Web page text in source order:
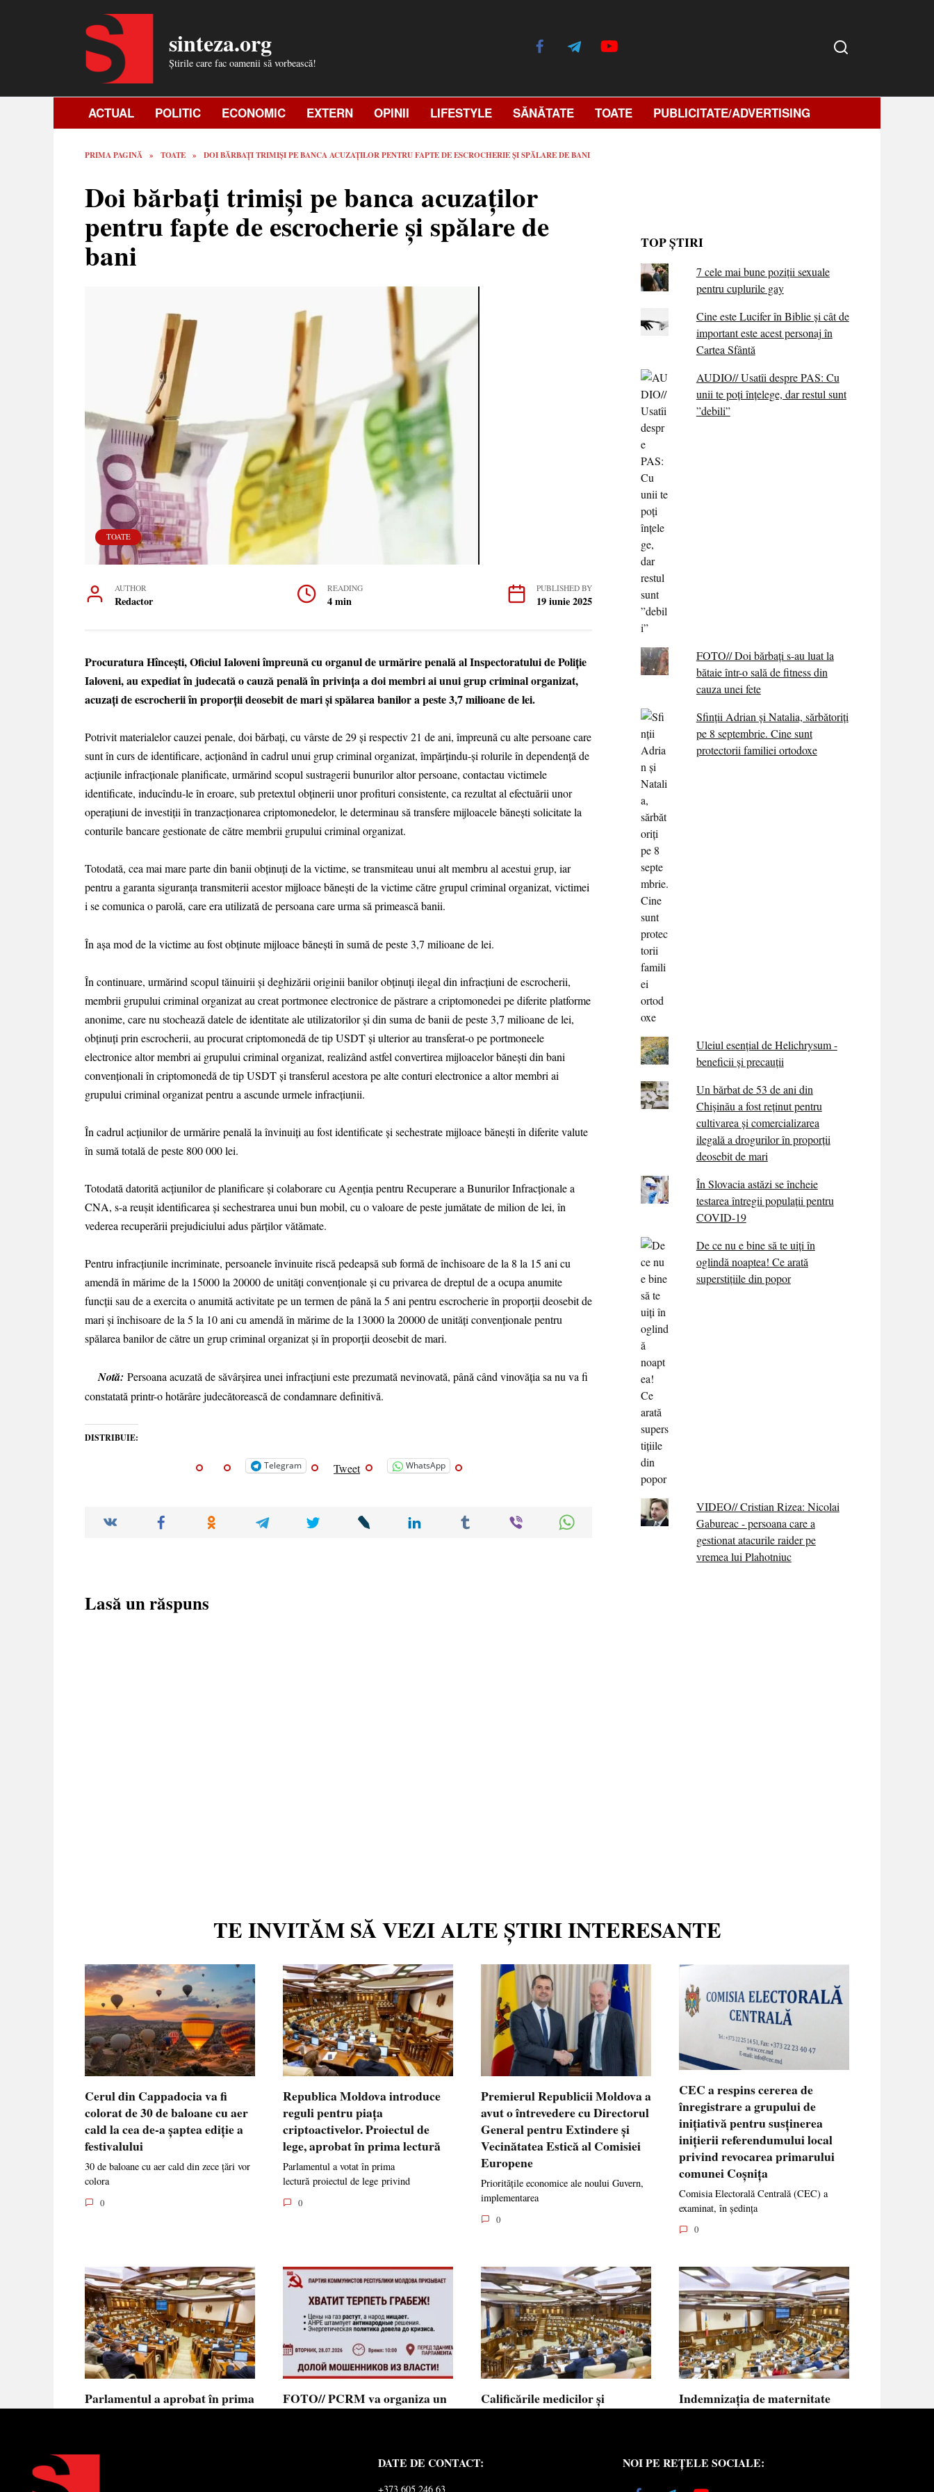
sinteza.org
Știrile care fac oamenii să vorbească!
ACTUAL POLITIC ECONOMIC EXTERN OPINII LIFESTYLE SĂNĂTATE TOATE PUBLICITATE/ADVERTISING
PRIMA PAGINĂ » TOATE » DOI BĂRBAȚI TRIMIȘI PE BANCA ACUZAȚILOR PENTRU FAPTE DE ESCROCHERIE ȘI SPĂLARE DE BANI
Doi bărbați trimiși pe banca acuzaților
pentru fapte de escrocherie și spălare de
bani
TOATE
AUTHOR
Redactor
READING
4 min
PUBLISHED BY
19 iunie 2025
Procuratura Hîncești, Oficiul Ialoveni împreună cu organul de urmărire penală al Inspectoratului de Poliție
Ialoveni, au expediat în judecată o cauză penală în privința a doi membri ai unui grup criminal organizat,
acuzați de escrocherii în proporții deosebit de mari și spălarea banilor a peste 3,7 milioane de lei.
Potrivit materialelor cauzei penale, doi bărbați, cu vârste de 29 și respectiv 21 de ani, împreună cu alte persoane care
sunt în curs de identificare, acționând în cadrul unui grup criminal organizat, împărțindu-și rolurile în dependență de
acțiunile infracționale planificate, urmărind scopul sustragerii bunurilor altor persoane, contactau victimele
identificate, inducîndu-le în eroare, sub pretextul obținerii unor profituri consistente, ca rezultat al efectuării unor
operațiuni de investiții în tranzacționarea criptomonedelor, le determinau să transfere mijloacele bănești solicitate la
conturile bancare gestionate de către membrii grupului criminal organizat.
Totodată, cea mai mare parte din banii obținuți de la victime, se transmiteau unui alt membru al acestui grup, iar
pentru a garanta siguranța transmiterii acestor mijloace bănești de la victime către grupul criminal organizat, victimei
i se comunica o parolă, care era utilizată de persoana care urma să primească banii.
În așa mod de la victime au fost obținute mijloace bănești în sumă de peste 3,7 milioane de lei.
În continuare, urmărind scopul tăinuirii și deghizării originii banilor obținuți ilegal din infracțiuni de escrocherii,
membrii grupului criminal organizat au creat portmonee electronice de păstrare a criptomonedei pe diferite platforme
anonime, care nu stochează datele de identitate ale utilizatorilor și din suma de banii de peste 3,7 milioane de lei,
obținuți prin escrocherii, au procurat criptomonedă de tip USDT și ulterior au transferat-o pe portmoneele
electronice altor membri ai grupului criminal organizat, realizând astfel convertirea mijloacelor bănești din bani
convenționali în criptomonedă de tip USDT și transferul acestora pe alte conturi electronice a altor membri ai
grupului criminal organizat pentru a ascunde urmele infracțiunii.
În cadrul acțiunilor de urmărire penală la învinuiți au fost identificate și sechestrate mijloace bănești în diferite valute
în sumă totală de peste 800 000 lei.
Totodată datorită acțiunilor de planificare și colaborare cu Agenția pentru Recuperare a Bunurilor Infracționale a
CNA, s-a reușit identificarea și sechestrarea unui bun mobil, cu o valoare de peste jumătate de milion de lei, în
vederea recuperării prejudiciului adus părților vătămate.
Pentru infracțiunile incriminate, persoanele învinuite riscă pedeapsă sub formă de închisoare de la 8 la 15 ani cu
amendă în mărime de la 15000 la 20000 de unități convenționale și cu privarea de dreptul de a ocupa anumite
funcții sau de a exercita o anumită activitate pe un termen de până la 5 ani pentru escrocherie în proporții deosebit de
mari și închisoare de la 5 la 10 ani cu amendă în mărime de la 13000 la 20000 de unități convenționale pentru
spălarea banilor de către un grup criminal organizat și în proporții deosebit de mari.
Notă: Persoana acuzată de săvârșirea unei infracțiuni este prezumată nevinovată, până când vinovăția sa nu va fi
constatată printr-o hotărâre judecătorească de condamnare definitivă.
DISTRIBUIE:
Telegram Tweet WhatsApp
Lasă un răspuns
TOP ȘTIRI
7 cele mai bune poziții sexuale
pentru cuplurile gay
Cine este Lucifer în Biblie și cât de
important este acest personaj în
Cartea Sfântă
AUDIO// Usatîi despre PAS: Cu
unii te poți înțelege, dar restul sunt
”debili”
FOTO// Doi bărbați s-au luat la
bătaie într-o sală de fitness din
cauza unei fete
Sfinții Adrian și Natalia, sărbătoriți
pe 8 septembrie. Cine sunt
protectorii familiei ortodoxe
Uleiul esențial de Helichrysum -
beneficii și precauții
Un bărbat de 53 de ani din
Chișinău a fost reținut pentru
cultivarea și comercializarea
ilegală a drogurilor în proporții
deosebit de mari
În Slovacia astăzi se încheie
testarea întregii populații pentru
COVID-19
De ce nu e bine să te uiți în
oglindă noaptea! Ce arată
superstițiile din popor
VIDEO// Cristian Rizea: Nicolai
Gabureac - persoana care a
gestionat atacurile raider pe
vremea lui Plahotniuc
TE INVITĂM SĂ VEZI ALTE ȘTIRI INTERESANTE
Cerul din Cappadocia va fi
colorat de 30 de baloane cu aer
cald la cea de-a șaptea ediție a
festivalului
30 de baloane cu aer cald din zece țări vor
colora
0
Republica Moldova introduce
reguli pentru piața
criptoactivelor. Proiectul de
lege, aprobat în prima lectură
Parlamentul a votat în prima
lectură proiectul de lege privind
0
Premierul Republicii Moldova a
avut o întrevedere cu Directorul
General pentru Extindere și
Vecinătatea Estică al Comisiei
Europene
Prioritățile economice ale noului Guvern,
implementarea
0
CEC a respins cererea de
înregistrare a grupului de
inițiativă pentru susținerea
inițierii referendumului local
privind revocarea primarului
comunei Coșnița
Comisia Electorală Centrală (CEC) a
examinat, în ședința
0
Parlamentul a aprobat în prima
FOTO// PCRM va organiza un
Partidul Comuniștilor din Republica
Calificările medicilor și
Calificările profesionale obținute de medici
Indemnizația de maternitate
copilului
Indemnizația de maternitate pentru femeile
DATE DE CONTACT:
+373 605 246 63
NOI PE REȚELE SOCIALE: